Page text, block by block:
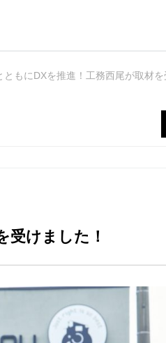
ともにDXを推進！工務西尾が取材を
受けました！